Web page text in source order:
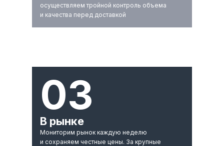
осуществляем тройной контроль объема
и качества перед доставкой
03
В рынке
Мониторим рынок каждую неделю
и сохраняем честные цены. За крупные